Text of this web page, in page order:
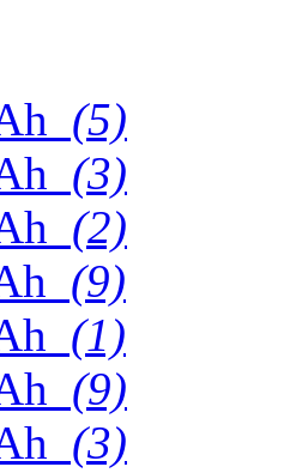
(5)
(3)
(2)
(9)
(1)
(9)
(3)